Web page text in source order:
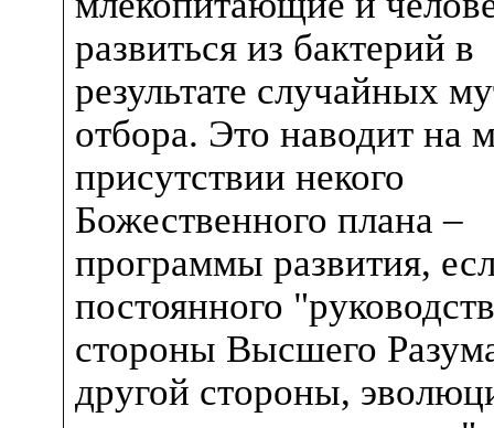
развиться из бактерий в
результате случайных
отбора. Это наводит на
присутствии некого
Божественного плана –
программы развития,
постоянного
стороны Высшего
другой стороны,